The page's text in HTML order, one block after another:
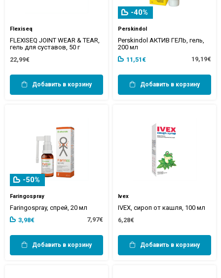
Flexiseq
FLEXISEQ JOINT WEAR & TEAR,
гель для суставов, 50 г
22,99€
Добавить в корзину
-40%
Perskindol
Perskindol АКТИВ ГЕЛЬ, гель,
200 мл
11,51€
19,19€
Добавить в корзину
-50%
Faringospray
Faringospray, спрей, 20 мл
3,98€
7,97€
Добавить в корзину
Ivex
IVEX, сироп от кашля, 100 мл
6,28€
Добавить в корзину